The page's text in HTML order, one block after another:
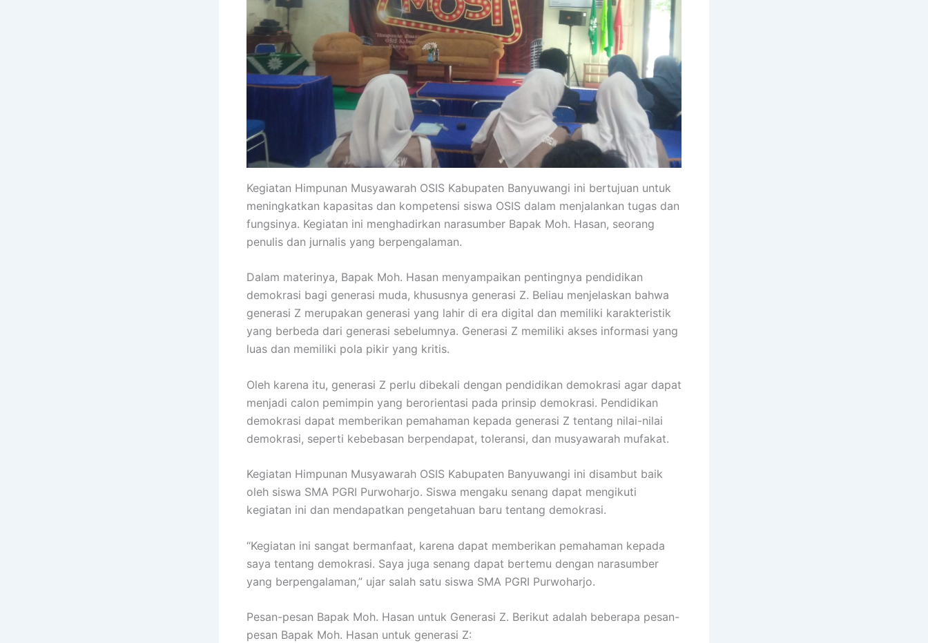
Kegiatan Himpunan Musyawarah OSIS Kabupaten Banyuwangi ini bertujuan untuk
meningkatkan kapasitas dan kompetensi siswa OSIS dalam menjalankan tugas dan
fungsinya. Kegiatan ini menghadirkan narasumber Bapak Moh. Hasan, seorang
penulis dan jurnalis yang berpengalaman.
Dalam materinya, Bapak Moh. Hasan menyampaikan pentingnya pendidikan
demokrasi bagi generasi muda, khususnya generasi Z. Beliau menjelaskan bahwa
generasi Z merupakan generasi yang lahir di era digital dan memiliki karakteristik
yang berbeda dari generasi sebelumnya. Generasi Z memiliki akses informasi yang
luas dan memiliki pola pikir yang kritis.
Oleh karena itu, generasi Z perlu dibekali dengan pendidikan demokrasi agar dapat
menjadi calon pemimpin yang berorientasi pada prinsip demokrasi. Pendidikan
demokrasi dapat memberikan pemahaman kepada generasi Z tentang nilai-nilai
demokrasi, seperti kebebasan berpendapat, toleransi, dan musyawarah mufakat.
Kegiatan Himpunan Musyawarah OSIS Kabupaten Banyuwangi ini disambut baik
oleh siswa SMA PGRI Purwoharjo. Siswa mengaku senang dapat mengikuti
kegiatan ini dan mendapatkan pengetahuan baru tentang demokrasi.
“Kegiatan ini sangat bermanfaat, karena dapat memberikan pemahaman kepada
saya tentang demokrasi. Saya juga senang dapat bertemu dengan narasumber
yang berpengalaman,” ujar salah satu siswa SMA PGRI Purwoharjo.
Pesan-pesan Bapak Moh. Hasan untuk Generasi Z. Berikut adalah beberapa pesan-
pesan Bapak Moh. Hasan untuk generasi Z: